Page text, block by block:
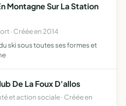
Montagne Sur La Station
· Créée en 2014
ski sous toutes ses formes et
De La Foux D'allos
et action sociale · Créée en